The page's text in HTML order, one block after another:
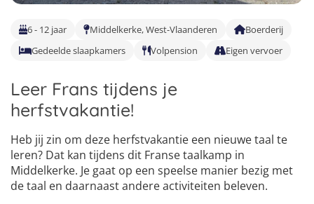
6 - 12 jaar Middelkerke, West-Vlaanderen
Boerderij
Gedeelde slaapkamers
Volpension Eigen vervoer
Leer Frans tijdens je
herfstvakantie!
Heb jij zin om deze herfstvakantie een nieuwe taal te
leren? Dat kan tijdens dit Franse taalkamp in
Middelkerke. Je gaat op een speelse manier bezig met
de taal en daarnaast andere activiteiten beleven.